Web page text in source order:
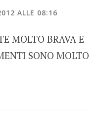
ALLE 08:16
MOLTO BRAVA E
SONO MOLTO